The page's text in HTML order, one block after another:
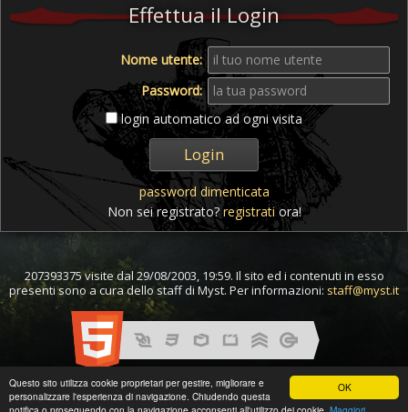
OK
Questo sito utilizza cookie proprietari per gestire, migliorare e
personalizzare l'esperienza di navigazione. Chiudendo questa
Effettua il Login
Nome utente:
Password:
login automatico ad ogni visita
password dimenticata
Non sei registrato?registratiora!
207393375 visite dal 29/08/2003, 19:59. Il sito ed i contenuti in esso
presenti sono a cura dello staff di Myst. Per informazioni: staff@myst.it